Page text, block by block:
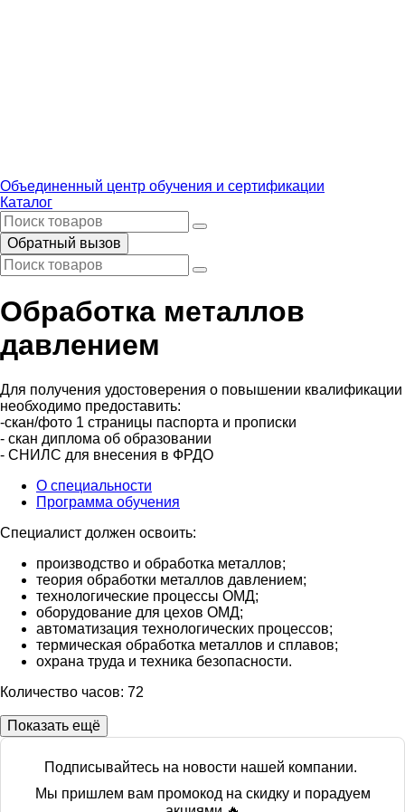
Объединенный центр обучения и сертификации
Каталог
Обратный вызов
Обработка металлов
давлением
Для получения удостоверения о повышении квалификации
необходимо предоставить:
-скан/фото 1 страницы паспорта и прописки
- скан диплома об образовании
- СНИЛС для внесения в ФРДО
О специальности
Программа обучения
Специалист должен освоить:
производство и обработка металлов;
теория обработки металлов давлением;
технологические процессы ОМД;
оборудование для цехов ОМД;
автоматизация технологических процессов;
термическая обработка металлов и сплавов;
охрана труда и техника безопасности.
Количество часов: 72
Показать ещё
Подписывайтесь на новости нашей компании.
Мы пришлем вам промокод на скидку и порадуем